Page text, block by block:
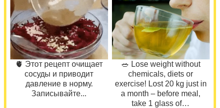
🫀 Этот рецепт очищает
сосуды и приводит
давление в норму.
Записывайте...
🥗 Lose weight without
chemicals, diets or
exercise! Lost 20 kg just in
a month – before meal,
take 1 glass of…